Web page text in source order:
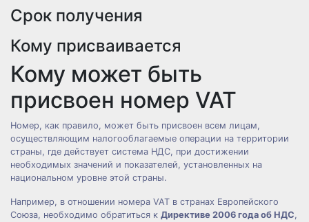
Срок получения
Кому присваивается
Кому может быть
присвоен номер VAT
Номер, как правило, может быть присвоен всем лицам,
осуществляющим налогооблагаемые операции на территории
страны, где действует система НДС, при достижении
необходимых значений и показателей, установленных на
национальном уровне этой страны.
Например, в отношении номера VAT в странах Европейского
Союза, необходимо обратиться к Директиве 2006 года об НДС,